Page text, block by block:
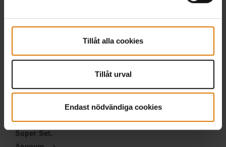
Tillåt alla cookies
Tillåt urval
Endast nödvändiga cookies